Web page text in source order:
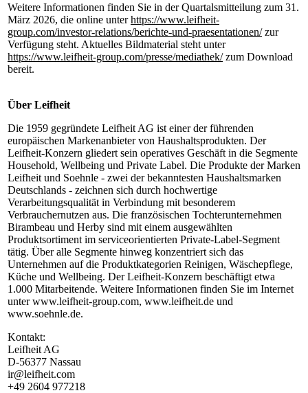
Weitere Informationen finden Sie in der Quartalsmitteilung zum 31.
März 2026, die online unterhttps://www.leifheit-
group.com/investor-relations/berichte-und-praesentationen/zur
Verfügung steht. Aktuelles Bildmaterial steht unter
https://www.leifheit-group.com/presse/mediathek/zum Download
bereit.
Über Leifheit
Die 1959 gegründete Leifheit AG ist einer der führenden
europäischen Markenanbieter von Haushaltsprodukten. Der
Leifheit-Konzern gliedert sein operatives Geschäft in die Segmente
Household, Wellbeing und Private Label. Die Produkte der Marken
Leifheit und Soehnle - zwei der bekanntesten Haushaltsmarken
Deutschlands - zeichnen sich durch hochwertige
Verarbeitungsqualität in Verbindung mit besonderem
Verbrauchernutzen aus. Die französischen Tochterunternehmen
Birambeau und Herby sind mit einem ausgewählten
Produktsortiment im serviceorientierten Private-Label-Segment
tätig. Über alle Segmente hinweg konzentriert sich das
Unternehmen auf die Produktkategorien Reinigen, Wäschepflege,
Küche und Wellbeing. Der Leifheit-Konzern beschäftigt etwa
1.000 Mitarbeitende. Weitere Informationen finden Sie im Internet
unter www.leifheit-group.com, www.leifheit.de und
www.soehnle.de.
Kontakt:
Leifheit AG
D-56377 Nassau
ir@leifheit.com
+49 2604 977218